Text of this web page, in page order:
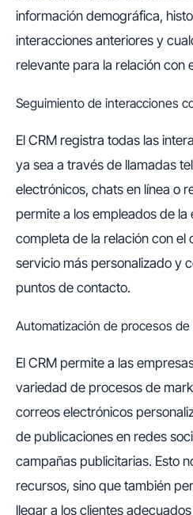
información demográfica,
interacciones anteriores y
relevante para la relación con
Seguimiento de interacciones
El CRM registra todas las
ya sea a través de llamadas
electrónicos, chats en línea o
permite a los empleados de
completa de la relación con el
servicio más personalizado y
puntos de contacto.
Automatización de procesos
El CRM permite a las
variedad de procesos de
correos electrónicos
de publicaciones en redes
campañas publicitarias. Esto
recursos, sino que también
llegar a los clientes